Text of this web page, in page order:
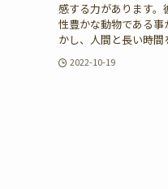
感する力があります
性豊かな動物である
かし、人間と長い時間
2022-10-19